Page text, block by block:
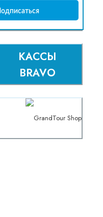
КАССЫ
BRAVO